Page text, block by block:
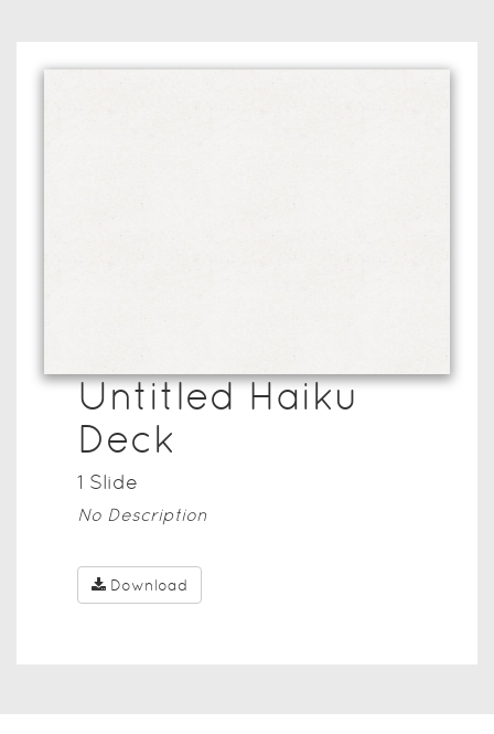
Untitled Haiku
Deck
1 Slide
No Description
Download